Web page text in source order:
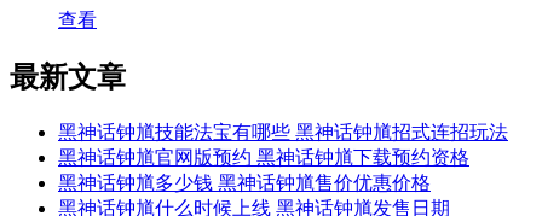
查看
最新文章
黑神话钟馗技能法宝有哪些 黑神话钟馗招式连招玩法
黑神话钟馗官网版预约 黑神话钟馗下载预约资格
黑神话钟馗多少钱 黑神话钟馗售价优惠价格
黑神话钟馗什么时候上线 黑神话钟馗发售日期